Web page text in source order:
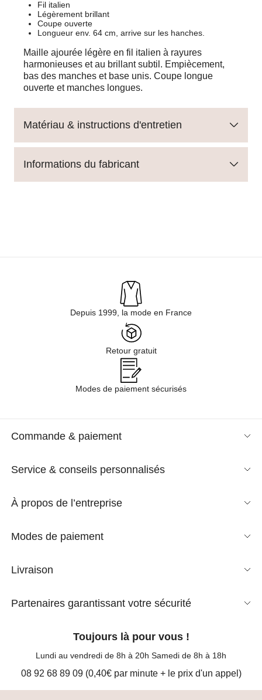
Fil italien
Légèrement brillant
Coupe ouverte
Longueur env. 64 cm, arrive sur les hanches.
Maille ajourée légère en fil italien à rayures
harmonieuses et au brillant subtil. Empiècement,
bas des manches et base unis. Coupe longue
ouverte et manches longues.
Matériau & instructions d'entretien
Informations du fabricant
Depuis 1999, la mode en France
Retour gratuit
Modes de paiement sécurisés
Commande & paiement
Service & conseils personnalisés
À propos de l’entreprise
Modes de paiement
Livraison
Partenaires garantissant votre sécurité
Toujours là pour vous !
Lundi au vendredi de 8h à 20h Samedi de 8h à 18h
08 92 68 89 09 (0,40€ par minute + le prix d'un appel)